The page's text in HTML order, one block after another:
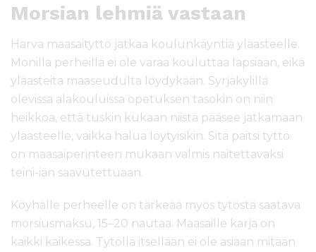
Morsian lehmiä vastaan
Harva maasaityttö jatkaa koulunkäyntiä yläasteelle.
Monilla perheillä ei ole varaa kouluttaa lapsiaan, eikä
yläasteita maaseudulta löydykään. Syrjäkylillä
olevissa alakouluissa opetuksen tasokin on niin
heikkoa, että tuskin kukaan niistä pääsee jatkamaan
yläasteelle, vaikka halua löytyisikin. Sitä paitsi tyttö
on maasaiperinteen mukaan valmis naitettavaksi
teini-iän saavutettuaan.
Köyhälle perheelle on tärkeää myös tytöstä saatava
morsiusmaksu, 15–20 nautaa. Maasaille karja on
kaikki kaikessa. Tytöllä itsellään ei ole asiaan mitään